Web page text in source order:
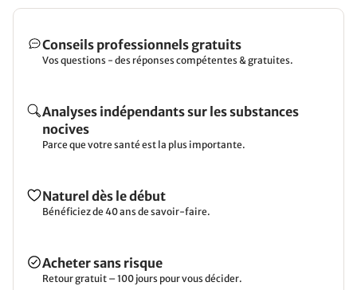
Conseils professionnels gratuits
Vos questions - des réponses compétentes & gratuites.
Analyses indépendants sur les substances
nocives
Parce que votre santé est la plus importante.
Naturel dès le début
Bénéficiez de 40 ans de savoir-faire.
Acheter sans risque
Retour gratuit – 100 jours pour vous décider.